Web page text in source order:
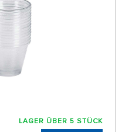
LAGER ÜBER 5 STÜCK